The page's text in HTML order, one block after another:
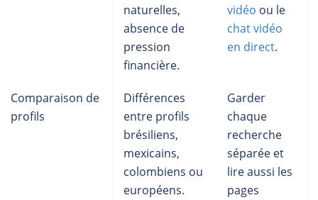
naturelles,
absence de
pression
financière.
vidéo ou le
chat vidéo
en direct.
Comparaison de
profils
Différences
entre profils
brésiliens,
mexicains,
colombiens ou
européens.
Garder
chaque
recherche
séparée et
lire aussi les
pages